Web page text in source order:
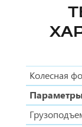
Колесная